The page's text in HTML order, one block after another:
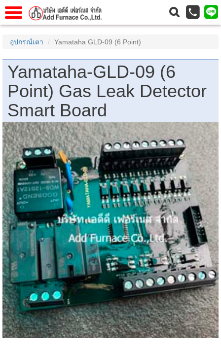
Service
เรา Contact Us
anello
schroder
Fiorentini
อุปกรณ์เตา Yamataha GLD-09 (6 Point)
Yamataha-GLD-09 (6
Point) Gas Leak Detector
Smart Board